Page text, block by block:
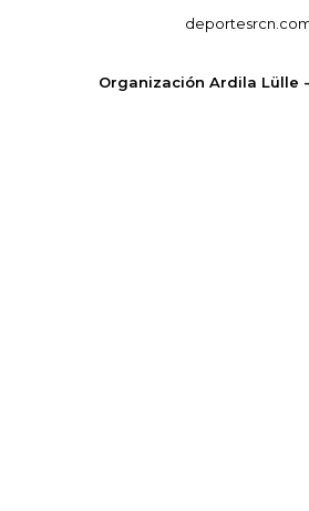
Organización Ardila Lülle